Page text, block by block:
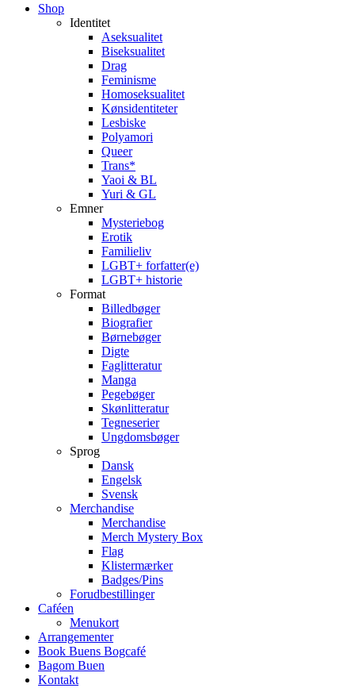
Close
Shop
Identitet
Aseksualitet
Biseksualitet
Drag
Feminisme
Homoseksualitet
Kønsidentiteter
Lesbiske
Polyamori
Queer
Trans*
Yaoi & BL
Yuri & GL
Emner
Mysteriebog
Erotik
Familieliv
LGBT+ forfatter(e)
LGBT+ historie
Format
Billedbøger
Biografier
Børnebøger
Digte
Faglitteratur
Manga
Pegebøger
Skønlitteratur
Tegneserier
Ungdomsbøger
Sprog
Dansk
Engelsk
Svensk
Merchandise
Merchandise
Merch Mystery Box
Flag
Klistermærker
Badges/Pins
Forudbestillinger
Caféen
Menukort
Arrangementer
Book Buens Bogcafé
Bagom Buen
Kontakt